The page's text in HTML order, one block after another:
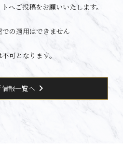
へご投稿をお願いいたします。
の適用はできません
可となります。
報一覧へ chevron_right